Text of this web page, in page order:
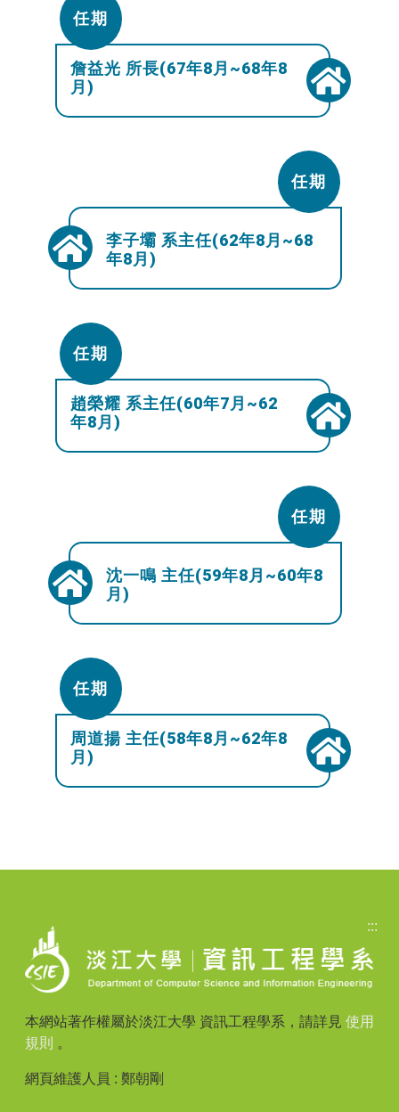
任期
詹益光 所長(67年8月~68年8
月)
任期
李子壩 系主任(62年8月~68
年8月)
任期
趙榮耀 系主任(60年7月~62
年8月)
任期
沈一鳴 主任(59年8月~60年8
月)
任期
周道揚 主任(58年8月~62年8
月)
:::
本網站著作權屬於淡江大學 資訊工程學系，請詳見 使用
規則 。
網頁維護人員 : 鄭朝剛